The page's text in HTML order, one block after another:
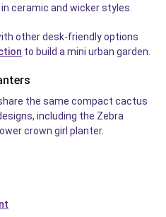
in ceramic and wicker styles.
other desk-friendly options
to build a mini urban garden.
the same compact cactus
including the Zebra
crown girl planter.